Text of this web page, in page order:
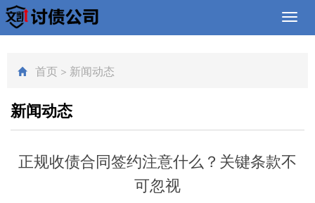
首页 > 新闻动态
新闻动态
正规收债合同签约注意什么？关键条款不
可忽视